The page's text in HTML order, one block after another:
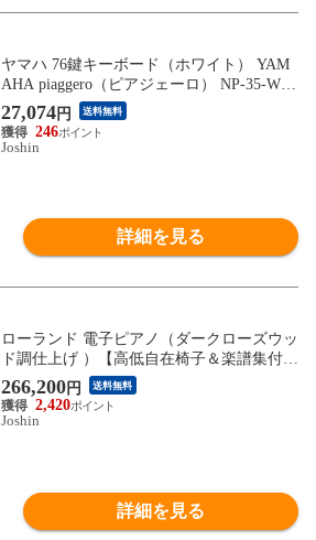
ヤマハ 76鍵キーボード（ホワイト） YAM
AHA piaggero（ピアジェーロ） NP-35-WH
【返品種別A】
27,074円 送料無料
246
Joshin
詳細を見る
ローランド 電子ピアノ（ダークローズウッ
ド調仕上げ ）【高低自在椅子＆楽譜集付
き】 Roland LX Series LX-5-DRS 【返品種
別A】
266,200円 送料無料
2,420
Joshin
詳細を見る